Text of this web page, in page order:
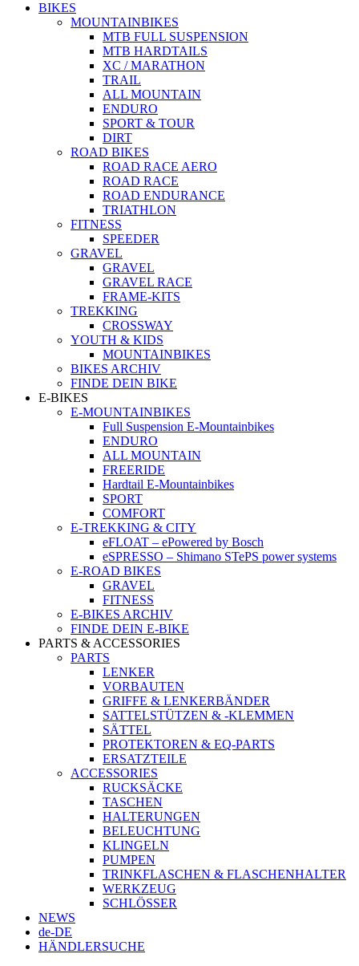
BIKES
MOUNTAINBIKES
MTB FULL SUSPENSION
MTB HARDTAILS
XC / MARATHON
TRAIL
ALL MOUNTAIN
ENDURO
SPORT & TOUR
DIRT
ROAD BIKES
ROAD RACE AERO
ROAD RACE
ROAD ENDURANCE
TRIATHLON
FITNESS
SPEEDER
GRAVEL
GRAVEL
GRAVEL RACE
FRAME-KITS
TREKKING
CROSSWAY
YOUTH & KIDS
MOUNTAINBIKES
BIKES ARCHIV
FINDE DEIN BIKE
E-BIKES
E-MOUNTAINBIKES
Full Suspension E-Mountainbikes
ENDURO
ALL MOUNTAIN
FREERIDE
Hardtail E-Mountainbikes
SPORT
COMFORT
E-TREKKING & CITY
eFLOAT – ePowered by Bosch
eSPRESSO – Shimano STePS power systems
E-ROAD BIKES
GRAVEL
FITNESS
E-BIKES ARCHIV
FINDE DEIN E-BIKE
PARTS & ACCESSORIES
PARTS
LENKER
VORBAUTEN
GRIFFE & LENKERBÄNDER
SATTELSTÜTZEN & -KLEMMEN
SÄTTEL
PROTEKTOREN & EQ-PARTS
ERSATZTEILE
ACCESSORIES
RUCKSÄCKE
TASCHEN
HALTERUNGEN
BELEUCHTUNG
KLINGELN
PUMPEN
TRINKFLASCHEN & FLASCHENHALTER
WERKZEUG
SCHLÖSSER
NEWS
de-DE
HÄNDLERSUCHE